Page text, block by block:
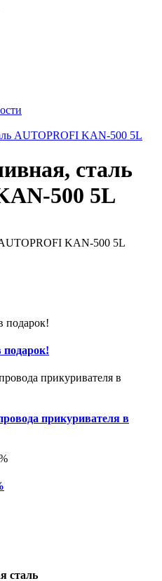
AUTOPROFI KAN-500 5L
сталь
500 5L
прикуривателя в
сталь